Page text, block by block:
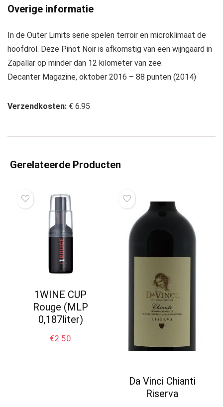
Overige informatie
In de Outer Limits serie spelen terroir en microklimaat de
hoofdrol. Deze Pinot Noir is afkomstig van een wijngaard in
Zapallar op minder dan 12 kilometer van zee.
Decanter Magazine, oktober 2016 – 88 punten (2014)
Verzendkosten: € 6.95
Gerelateerde Producten
1WINE CUP
Rouge (MLP
0,187liter)
€2.50
Da Vinci Chianti
Riserva